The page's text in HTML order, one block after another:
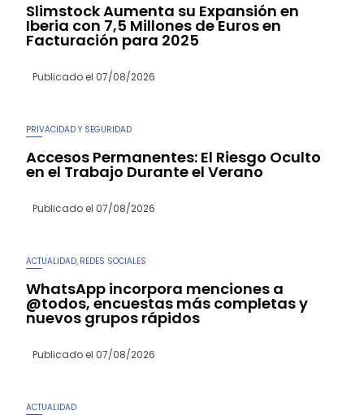
Slimstock Aumenta su Expansión en
Iberia con 7,5 Millones de Euros en
Facturación para 2025
Publicado el 07/08/2026
PRIVACIDAD Y SEGURIDAD
Accesos Permanentes: El Riesgo Oculto
en el Trabajo Durante el Verano
Publicado el 07/08/2026
ACTUALIDAD REDES SOCIALES
WhatsApp incorpora menciones a
@todos, encuestas más completas y
nuevos grupos rápidos
Publicado el 07/08/2026
ACTUALIDAD